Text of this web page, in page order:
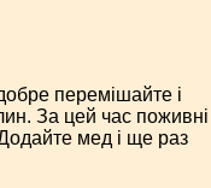
перемішайте і
За цей час поживні
мед і ще раз